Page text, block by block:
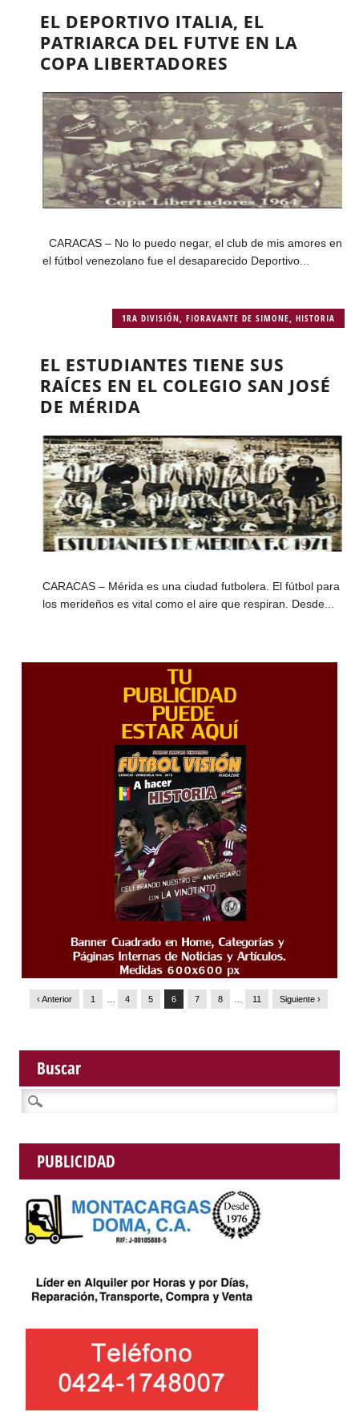
EL DEPORTIVO ITALIA, EL
PATRIARCA DEL FUTVE EN LA
COPA LIBERTADORES
CARACAS – No lo puedo negar, el club de mis amores en
el fútbol venezolano fue el desaparecido Deportivo...
1RA DIVISIÓN ,FIORAVANTE DE SIMONE ,HISTORIA
EL ESTUDIANTES TIENE SUS
RAÍCES EN EL COLEGIO SAN JOSÉ
DE MÉRIDA
CARACAS – Mérida es una ciudad futbolera. El fútbol para
los merideños es vital como el aire que respiran. Desde...
‹ Anterior 1 4 5 6 7 8 11 Siguiente ›
Buscar
Buscar:
PUBLICIDAD